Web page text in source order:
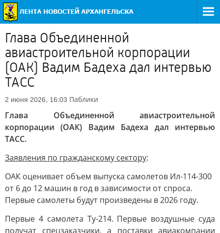
Глава Объединенной
авиастроительной корпорации
(ОАК) Вадим Бадеха дал интервью
ТАСС
2 июня 2026, 16:03 Паблики
Глава Объединенной авиастроительной
корпорации (ОАК) Вадим Бадеха дал интервью
ТАСС.
Заявления по гражданскому сектору:
ОАК оценивает объем выпуска самолетов Ил-114-300
от 6 до 12 машин в год в зависимости от спроса.
Первые самолеты будут произведены в 2026 году.
Первые 4 самолета Ту-214. Первые воздушные суда
получат спецзаказчики, а поставки авиакомпании